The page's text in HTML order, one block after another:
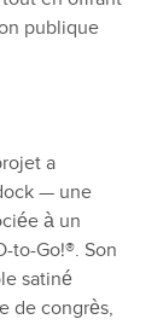
publique
a
— une
à un
to-Go!®. Son
satiné
de congrès,